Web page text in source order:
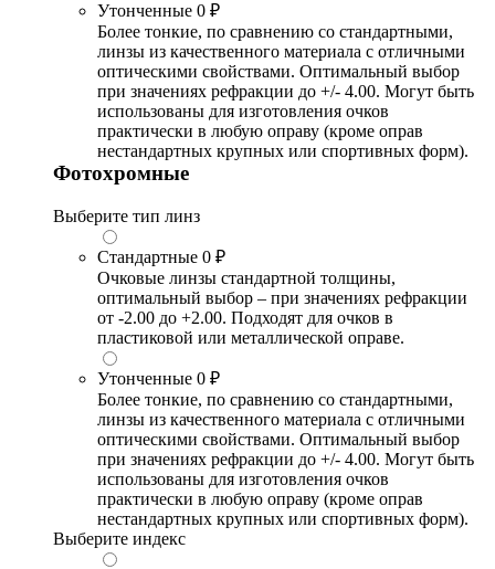
Утонченные 0 ₽
Более тонкие, по сравнению со стандартными,
линзы из качественного материала с отличными
оптическими свойствами. Оптимальный выбор
при значениях рефракции до +/- 4.00. Могут быть
использованы для изготовления очков
практически в любую оправу (кроме оправ
нестандартных крупных или спортивных форм).
Фотохромные
Выберите тип линз
Стандартные 0 ₽
Очковые линзы стандартной толщины,
оптимальный выбор – при значениях рефракции
от -2.00 до +2.00. Подходят для очков в
пластиковой или металлической оправе.
Утонченные 0 ₽
Более тонкие, по сравнению со стандартными,
линзы из качественного материала с отличными
оптическими свойствами. Оптимальный выбор
при значениях рефракции до +/- 4.00. Могут быть
использованы для изготовления очков
практически в любую оправу (кроме оправ
нестандартных крупных или спортивных форм).
Выберите индекс